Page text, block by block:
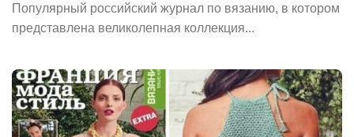
Популярный российский журнал по вязанию, в котором
представлена великолепная коллекция...